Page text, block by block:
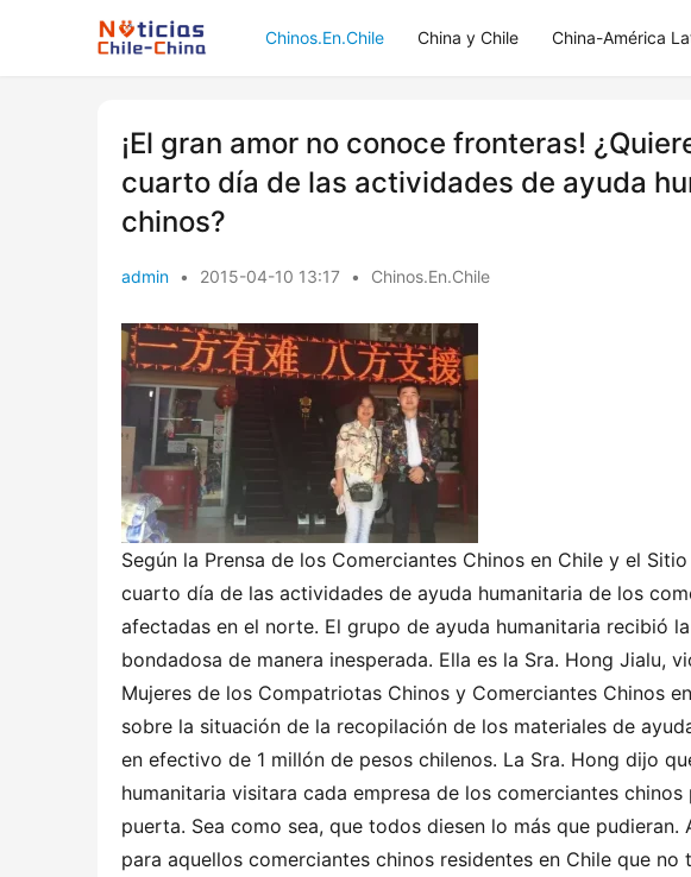
Chinos.En.Chile China y Chile China-América
¡El gran amor no conoce fronteras!
cuarto día de las actividades de ayuda
chinos?
admin • 2015-04-10 13:17 • Chinos.En.Chile
Según la Prensa de los Comerciantes Chinos en Chile y el
cuarto día de las actividades de ayuda humanitaria de los
afectadas en el norte. El grupo de ayuda humanitaria recibió
bondadosa de manera inesperada. Ella es la Sra. Hong Jialu,
Mujeres de los Compatriotas Chinos y Comerciantes Chinos
sobre la situación de la recopilación de los materiales de
en efectivo de 1 millón de pesos chilenos. La Sra. Hong dijo
humanitaria visitara cada empresa de los comerciantes
puerta. Sea como sea, que todos diesen lo más que
para aquellos comerciantes chinos residentes en Chile que